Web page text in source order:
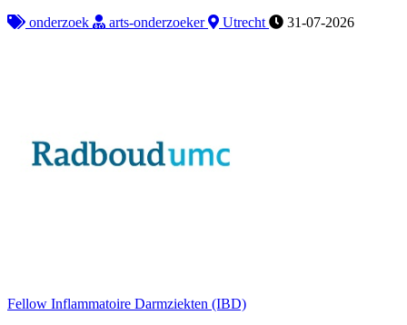
onderzoek
arts-onderzoeker Utrecht 31-07-2026
Fellow Inflammatoire Darmziekten (IBD)